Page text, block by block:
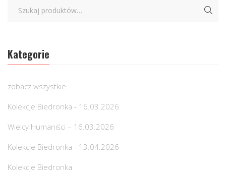
Kategorie
zobacz wszystkie
Kolekcje Biedronka - 16.03.2026
Wielcy Humaniści – 16.03.2026
Kolekcje Biedronka - 13.04.2026
Kolekcje Biedronka